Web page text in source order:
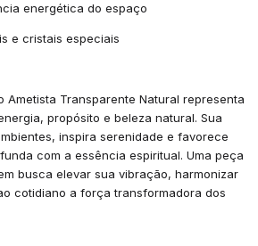
energética do espaço
e cristais especiais
Ametista Transparente Natural representa
propósito e beleza natural. Sua
inspira serenidade e favorece
com a essência espiritual. Uma peça
busca elevar sua vibração, harmonizar
cotidiano a força transformadora dos